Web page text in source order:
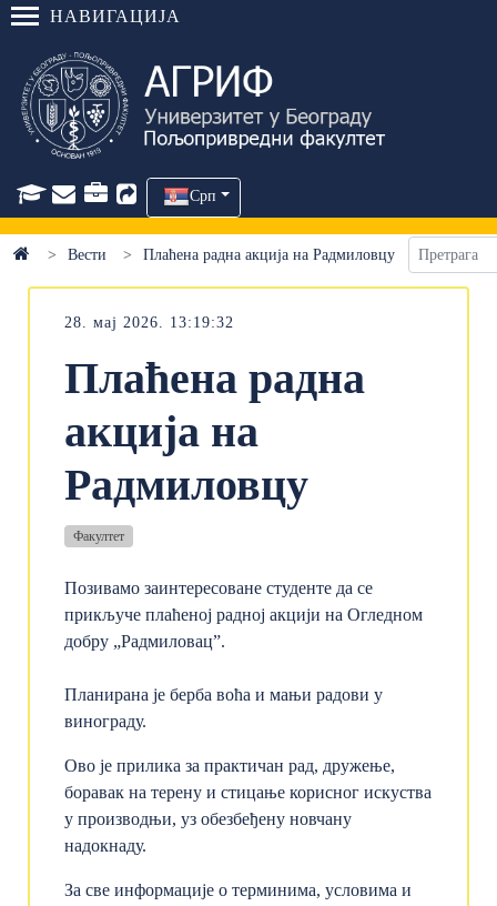
НАВИГАЦИЈА
Срп
Вести Плаћена радна акција на Радмиловцу
28. мај 2026. 13:19:32
Плаћена радна
акција на
Радмиловцу
Факултет
Позивамо заинтересоване студенте да се
прикључе плаћеној радној акцији на Огледном
добру „Радмиловац”.
Планирана је берба воћа и мањи радови у
винограду.
Ово је прилика за практичан рад, дружење,
боравак на терену и стицање корисног искуства
у производњи, уз обезбеђену новчану
надокнаду.
За све информације о терминима, условима и